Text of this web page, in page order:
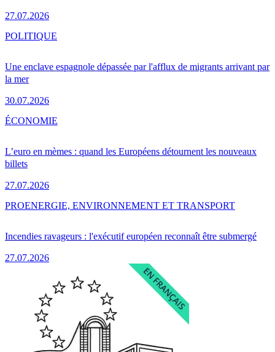
27.07.2026
Une enclave espagnole dépassée par l'afflux de migrants arrivant par
la mer
30.07.2026
POLITIQUE
L’euro en mèmes : quand les Européens détournent les nouveaux
billets
27.07.2026
ÉCONOMIE
Incendies ravageurs : l'exécutif européen reconnaît être submergé
27.07.2026
PROENERGIE, ENVIRONNEMENT ET TRANSPORT